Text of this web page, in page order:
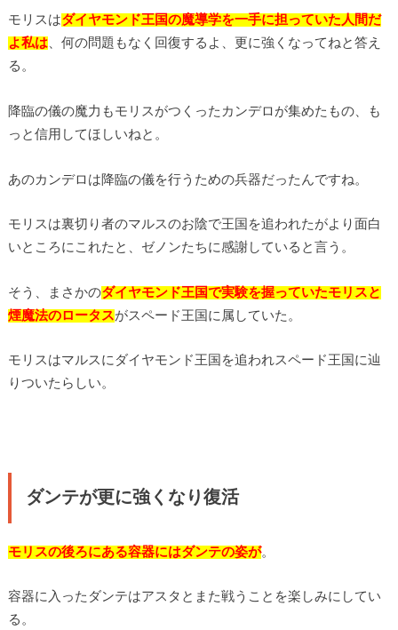
モリスはダイヤモンド王国の魔導学を一手に担っていた人間だ
よ私は、何の問題もなく回復するよ、更に強くなってねと答え
る。
降臨の儀の魔力もモリスがつくったカンデロが集めたもの、も
っと信用してほしいねと。
あのカンデロは降臨の儀を行うための兵器だったんですね。
モリスは裏切り者のマルスのお陰で王国を追われたがより面白
いところにこれたと、ゼノンたちに感謝していると言う。
そう、まさかのダイヤモンド王国で実験を握っていたモリスと
煙魔法のロータスがスペード王国に属していた。
モリスはマルスにダイヤモンド王国を追われスペード王国に辿
りついたらしい。
ダンテが更に強くなり復活
モリスの後ろにある容器にはダンテの姿が。
容器に入ったダンテはアスタとまた戦うことを楽しみにしてい
る。